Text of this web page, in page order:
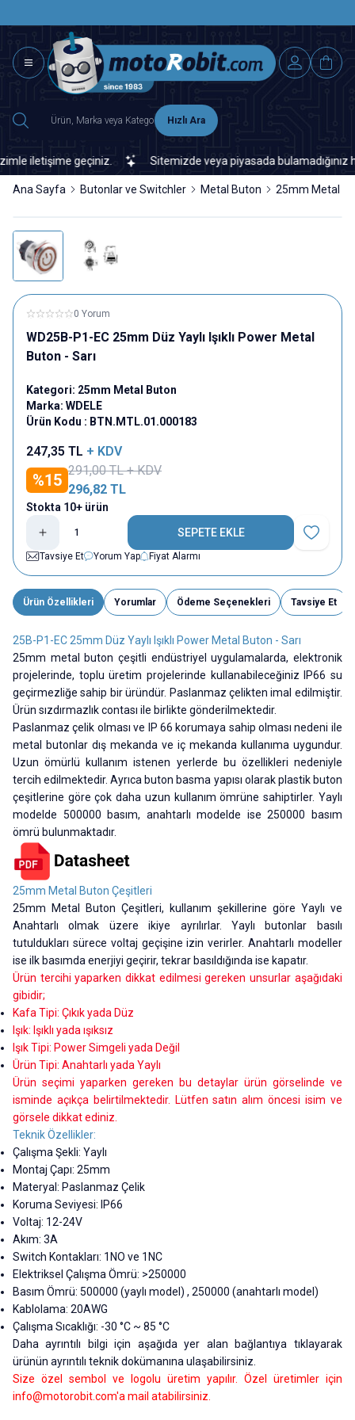
Hızlı Ara
geçiniz. Sitemizde veya piyasada bulamadığınız her
Ana Sayfa Butonlar ve Switchler Metal Buton 25mm Metal
0 Yorum
WD25B-P1-EC 25mm Düz Yaylı Işıklı Power Metal
Buton - Sarı
Kategori: 25mm Metal Buton
Marka: WDELE
Ürün Kodu : BTN.MTL.01.000183
247,35 TL + KDV
%15
291,00TL + KDV
296,82 TL
Stokta 10+ ürün
SEPETE EKLE
Favoriye
Tavsiye Et
Yorum Yap Fiyat Alarmı
Ürün Özellikleri Yorumlar Ödeme Seçenekleri Tavsiye Et
25B-P1-EC 25mm Düz Yaylı Işıklı Power Metal Buton - Sarı
25mm metal buton çeşitli endüstriyel uygulamalarda, elektronik
projelerinde, toplu üretim projelerinde kullanabileceğiniz IP66 su
geçirmezliğe sahip bir üründür. Paslanmaz çelikten imal edilmiştir.
Ürün sızdırmazlık contası ile birlikte gönderilmektedir.
Paslanmaz çelik olması ve IP 66 korumaya sahip olması nedeni ile
metal butonlar dış mekanda ve iç mekanda kullanıma uygundur.
Uzun ömürlü kullanım istenen yerlerde bu özellikleri nedeniyle
tercih edilmektedir. Ayrıca buton basma yapısı olarak plastik buton
çeşitlerine göre çok daha uzun kullanım ömrüne sahiptirler. Yaylı
modelde 500000 basım, anahtarlı modelde ise 250000 basım
ömrü bulunmaktadır.
25mm Metal Buton Çeşitleri
25mm Metal Buton Çeşitleri, kullanım şekillerine göre Yaylı ve
Anahtarlı olmak üzere ikiye ayrılırlar. Yaylı butonlar basılı
tutuldukları sürece voltaj geçişine izin verirler. Anahtarlı modeller
ise ilk basımda enerjiyi geçirir, tekrar basıldığında ise kapatır.
Ürün tercihi yaparken dikkat edilmesi gereken unsurlar aşağıdaki
gibidir;
Kafa Tipi: Çıkık yada Düz
Işık: Işıklı yada ışıksız
Işık Tipi: Power Simgeli yada Değil
Ürün Tipi: Anahtarlı yada Yaylı
Ürün seçimi yaparken gereken bu detaylar ürün görselinde ve
isminde açıkça belirtilmektedir. Lütfen satın alım öncesi isim ve
görsele dikkat ediniz.
Teknik Özellikler:
Çalışma Şekli: Yaylı
Montaj Çapı: 25mm
Materyal: Paslanmaz Çelik
Koruma Seviyesi: IP66
Voltaj: 12-24V
Akım: 3A
Switch Kontakları: 1NO ve 1NC
Elektriksel Çalışma Ömrü: >250000
Basım Ömrü: 500000 (yaylı model) , 250000 (anahtarlı model)
Kablolama: 20AWG
Çalışma Sıcaklığı: -30 °C ~ 85 °C
Daha ayrıntılı bilgi için aşağıda yer alan bağlantıya tıklayarak
ürünün ayrıntılı teknik dokümanına ulaşabilirsiniz.
Size özel sembol ve logolu üretim yapılır. Özel üretimler için
info@motorobit.com'a mail atabilirsiniz.